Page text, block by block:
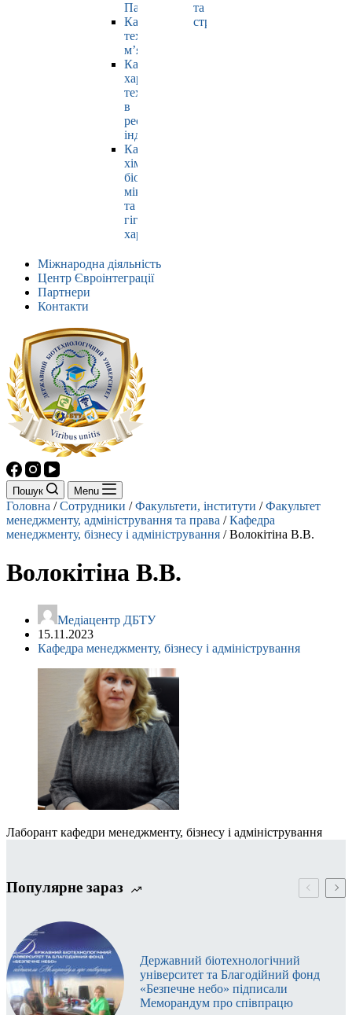
Павлюк
Кафедра
технології
м’яса
Кафедра
харчових
технологій
в
ресторанній
індустрії
Кафедра
хімії,
біохімії,
мікробіології
та
гігієни
харчування
та
страхування
Міжнародна діяльність
Центр Євроінтеграції
Партнери
Контакти
Пошук Menu
Головна /Сотрудники /Факультети, інститути /Факультет
менеджменту, адміністрування та права /Кафедра
менеджменту, бізнесу і адміністрування /Волокітіна В.В.
Волокітіна В.В.
Mедіацентр ДБТУ
15.11.2023
Кафедра менеджменту, бізнесу і адміністрування
Лаборант кафедри менеджменту, бізнесу і адміністрування
Популярне зараз
Державний біотехнологічний
університет та Благодійний фонд
«Безпечне небо» підписали
Меморандум про співпрацю